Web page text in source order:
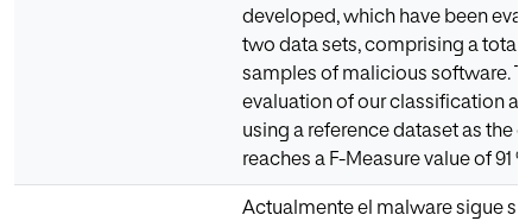
developed, which have been
two data sets, comprising a total
samples of malicious software.
evaluation of our classification
using a reference dataset as the
reaches a F-Measure value of 91
Actualmente el malware sigue